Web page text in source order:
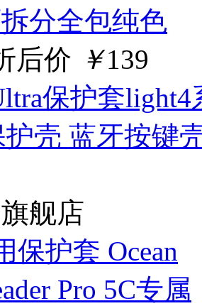
后价 ￥139
保护套
护壳 蓝牙按键
舰店